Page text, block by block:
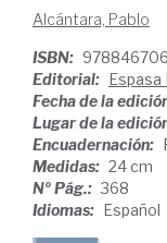
Alcántara, Pablo
ISBN:
Editorial: Espasa
Fecha de la
Lugar de la
Encuadernación:
Medidas: 24 cm
Nº Pág.: 368
Idiomas: Español